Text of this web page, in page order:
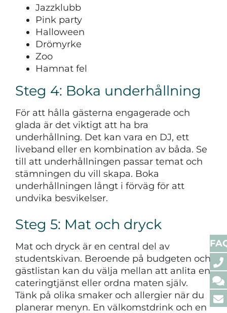
Jazzklubb
Pink party
Halloween
Drömyrke
Zoo
Hamnat fel
Steg 4: Boka underhållning
För att hålla gästerna engagerade och
glada är det viktigt att ha bra
underhållning. Det kan vara en DJ, ett
liveband eller en kombination av båda. Se
till att underhållningen passar temat och
stämningen du vill skapa. Boka
underhållningen långt i förväg för att
undvika besvikelser.
Steg 5: Mat och dryck
Mat och dryck är en central del av
studentskivan. Beroende på budgeten och
gästlistan kan du välja mellan att anlita en
cateringtjänst eller ordna maten själv.
Tänk på olika smaker och allergier när du
planerar menyn. En välkomstdrink och en